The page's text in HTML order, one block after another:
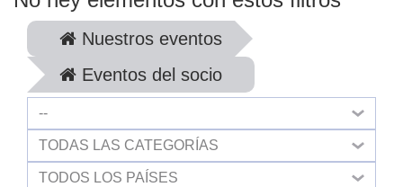
Nuestros eventos
Eventos del socio
--
TODAS LAS CATEGORÍAS
TODOS LOS PAÍSES